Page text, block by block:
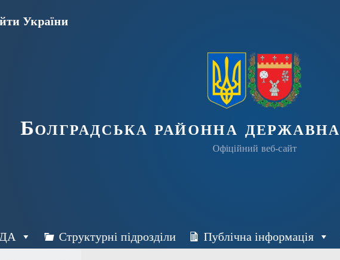
України
Болградська районна державна
Офіційний веб-сайт
Структурні підрозділи Публічна інформація